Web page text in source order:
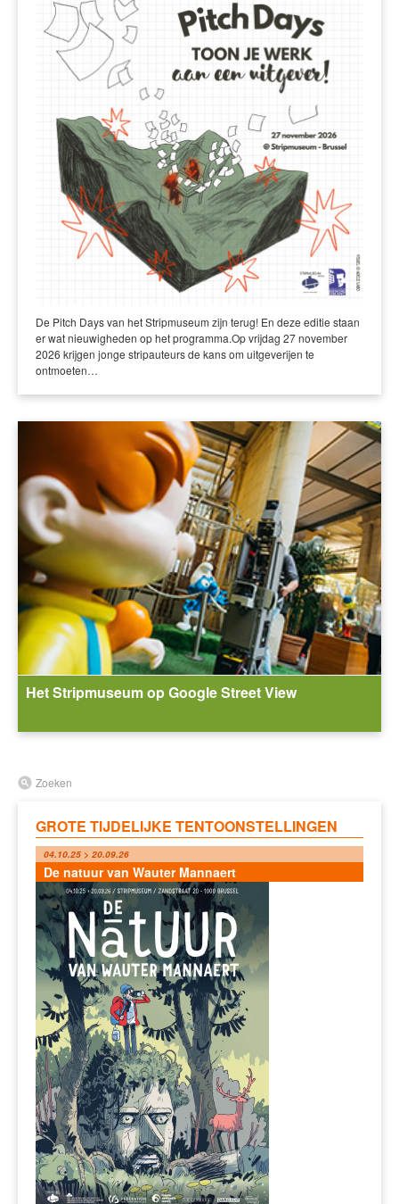
De Pitch Days van het Stripmuseum zijn terug! En deze editie staan
er wat nieuwigheden op het programma.Op vrijdag 27 november
2026 krijgen jonge stripauteurs de kans om uitgeverijen te
ontmoeten…
Het Stripmuseum op Google Street View
Zoeken
GROTE TIJDELIJKE TENTOONSTELLINGEN
04.10.25 > 20.09.26
De natuur van Wauter Mannaert